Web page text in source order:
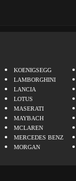
KOENIGSEGG
LAMBORGHINI
LANCIA
LOTUS
MASERATI
MAYBACH
MCLAREN
MERCEDES BENZ
MORGAN